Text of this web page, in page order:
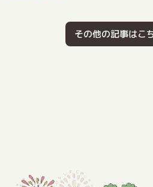
その他の記事はこ